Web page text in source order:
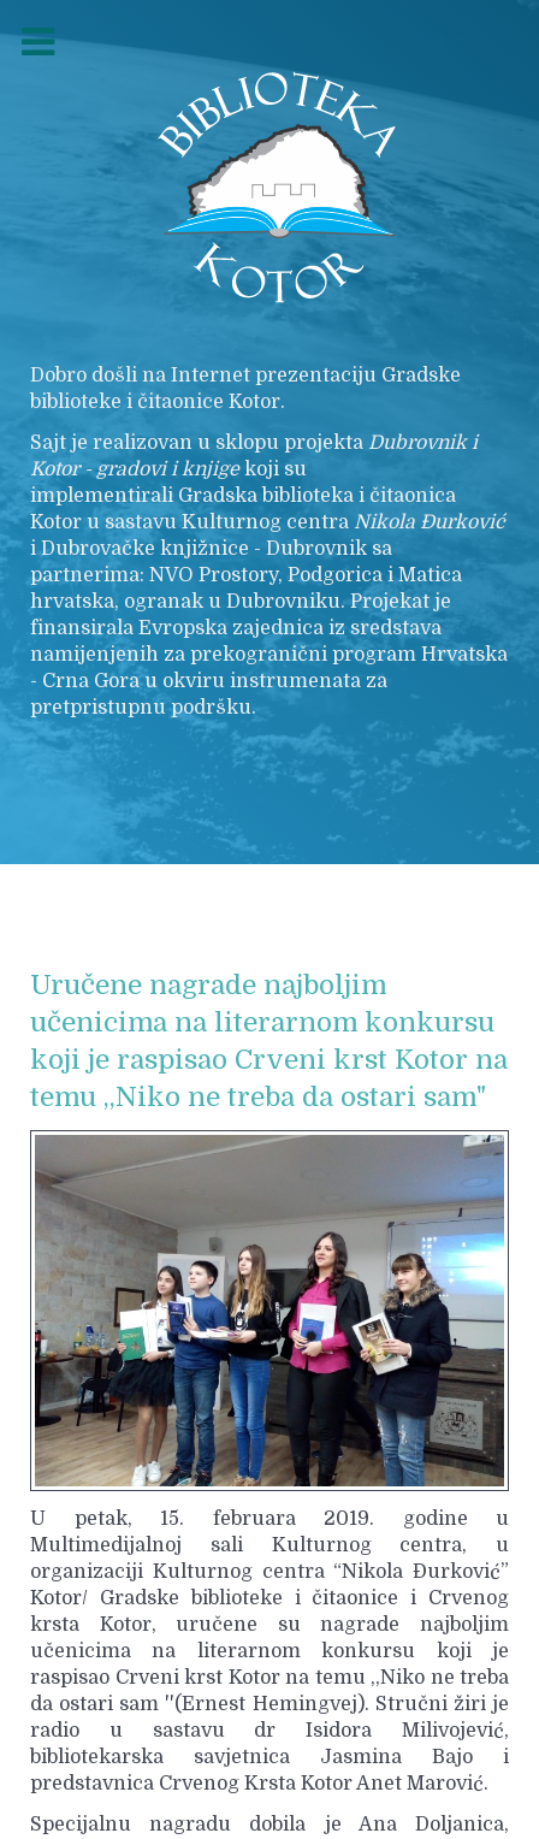
Dobro došli na Internet prezentaciju Gradske
biblioteke i čitaonice Kotor.
Sajt je realizovan u sklopu projekta Dubrovnik i
Kotor - gradovi i knjigekoji su
implementirali Gradska biblioteka i čitaonica
Kotor u sastavu Kulturnog centra Nikola Đurković
i Dubrovačke knjižnice - Dubrovnik sa
partnerima: NVO Prostory, Podgorica i Matica
hrvatska, ogranak u Dubrovniku. Projekat je
finansirala Evropska zajednica iz sredstava
namijenjenih za prekogranični program Hrvatska
- Crna Gora u okviru instrumenata za
pretpristupnu podršku.
Uručene nagrade najboljim
učenicima na literarnom konkursu
koji je raspisao Crveni krst Kotor na
temu ,,Niko ne treba da ostari sam"
U petak, 15. februara 2019. godine u
Multimedijalnoj sali Kulturnog centra, u
organizaciji Kulturnog centra “Nikola Đurković”
Kotor/ Gradske biblioteke i čitaonice i Crvenog
krsta Kotor, uručene su nagrade najboljim
učenicima na literarnom konkursu koji je
raspisao Crveni krst Kotor na temu ,,Niko ne treba
da ostari sam ''(Ernest Hemingvej). Stručni žiri je
radio u sastavu dr Isidora Milivojević,
bibliotekarska savjetnica Jasmina Bajo i
predstavnica Crvenog Krsta Kotor Anet Marović.
Specijalnu nagradu dobila je Ana Doljanica,